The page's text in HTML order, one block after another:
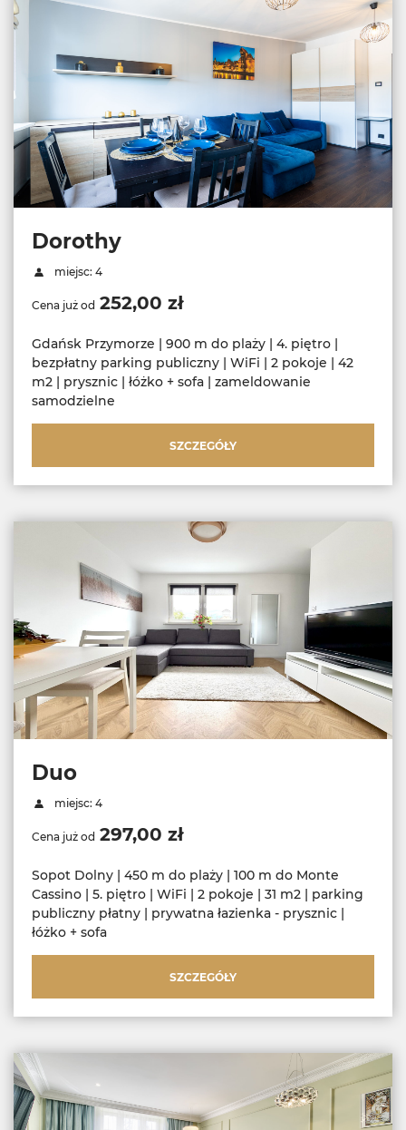
Dorothy
miejsc: 4
Cena już od 252,00 zł
Gdańsk Przymorze | 900 m do plaży | 4. piętro |
bezpłatny parking publiczny | WiFi | 2 pokoje | 42
m2 | prysznic | łóżko + sofa | zameldowanie
samodzielne
SZCZEGÓŁY
Duo
miejsc: 4
Cena już od 297,00 zł
Sopot Dolny | 450 m do plaży | 100 m do Monte
Cassino | 5. piętro | WiFi | 2 pokoje | 31 m2 | parking
publiczny płatny | prywatna łazienka - prysznic |
łóżko + sofa
SZCZEGÓŁY